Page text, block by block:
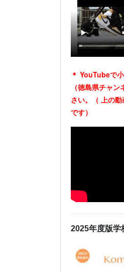
＊ YouTubeで
（徳島県チャ
さい。（ 上の
です）
2025年度版学